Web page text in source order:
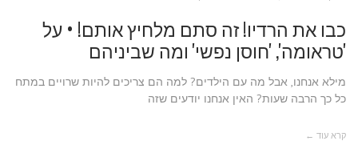
כבו את הרדיו! זה סתם מלחיץ אותם! • על
'טראומה', 'חוסן נפשי' ומה שביניהם
מילא אנחנו, אבל מה עם הילדים? למה הם צריכים להיות שרויים במתח
כל כך הרבה שעות? האין אנחנו יודעים שזה
קרא עוד ←